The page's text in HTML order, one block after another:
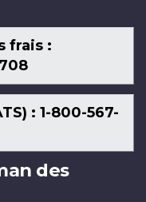
frais :
: 1-800-567-
des